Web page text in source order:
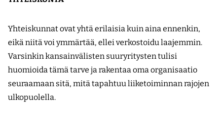
Yhteiskunnat ovat yhtä erilaisia kuin aina ennenkin,
eikä niitä voi ymmärtää, ellei verkostoidu laajemmin.
Varsinkin kansainvälisten suuryritysten tulisi
huomioida tämä tarve ja rakentaa oma organisaatio
seuraamaan sitä, mitä tapahtuu liiketoiminnan rajojen
ulkopuolella.